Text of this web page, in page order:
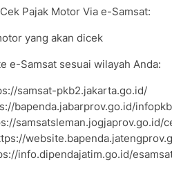
Pajak Motor Via e-Samsat:
yang akan dicek
e-Samsat sesuai wilayah Anda:
samsat-pkb2.jakarta.go.id/
bapenda.jabarprov.go.id/
samsatsleman.jogjaprov.go.id/
info.dipendajatim.go.id/